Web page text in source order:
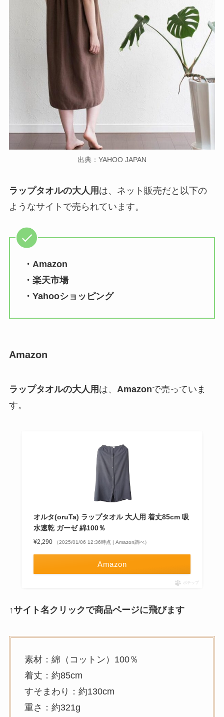
出典：YAHOO JAPAN
ラップタオルの大人用 は、ネット販売だと以下の
ようなサイトで売られています。
・Amazon
・楽天市場
・Yahooショッピング
Amazon
ラップタオルの大人用 は、 Amazonで売っていま
す。
オルタ(oruTa) ラップタオル 大人用 着丈85cm 吸
水速乾 ガーゼ 綿100％
¥2,290 （2025/01/06 12:36時点 | Amazon調べ）
Amazon
ポチップ
↑サイト名クリックで商品ページに飛びます
素材：綿（コットン）100％
着丈：約85cm
すそまわり：約130cm
重さ：約321g